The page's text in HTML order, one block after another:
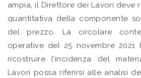
ampia, il Direttore dei Lavori deve
quantitativa della componente
del prezzo. La circolare
operative del 25 novembre
ricostruire l’incidenza del
Lavori possa riferirsi alle analisi